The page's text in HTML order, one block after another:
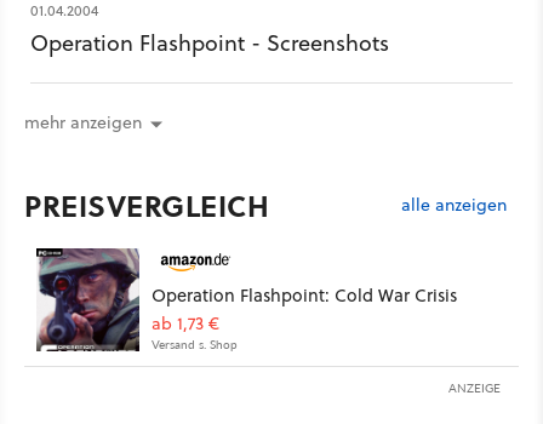
01.04.2004
Operation Flashpoint - Screenshots
mehr anzeigen
PREISVERGLEICH alle anzeigen
Operation Flashpoint: Cold War Crisis
ab 1,73 €
Versand s. Shop
ANZEIGE